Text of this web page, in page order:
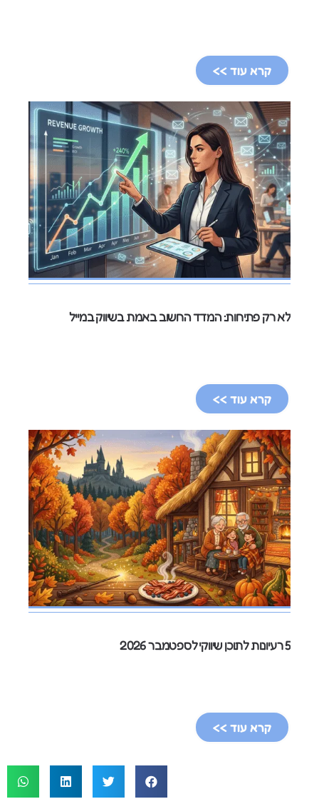
קרא עוד >>
לא רק פתיחות: המדד החשוב באמת בשיווק במייל
קרא עוד >>
5 רעיונות לתוכן שיווקי לספטמבר 2026
קרא עוד >>